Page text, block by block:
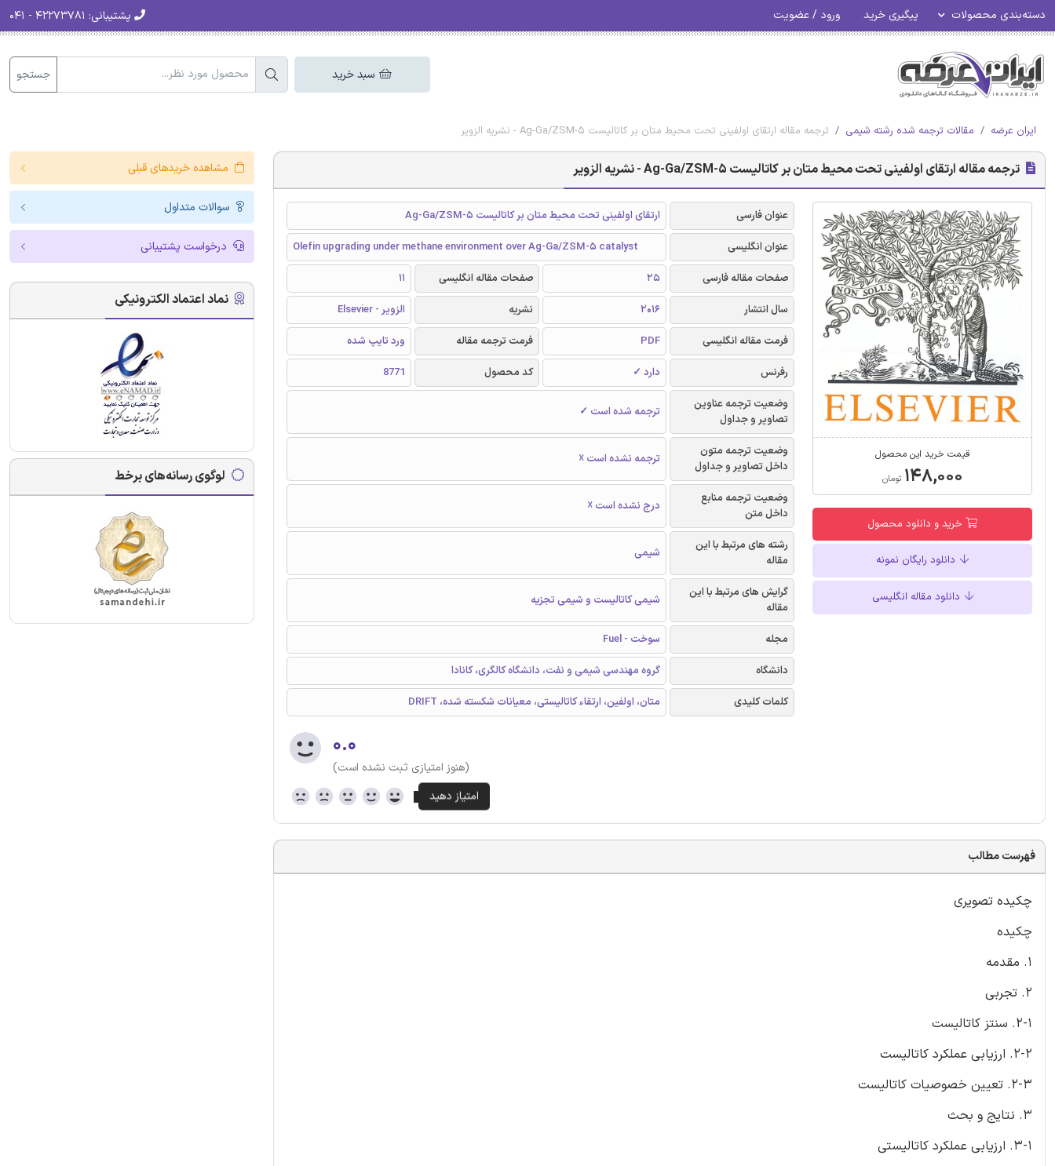
دسته‌بندی محصولات پیگیری خرید ورود / عضویت پشتیبانی:
سبد خرید جستجو
ایران عرضه مقالات ترجمه شده رشته شیمی ترجمه مقاله ارتقای اولفینی تحت محیط متان بر کاتالیست Ag-Ga/ZSM-5 - نشریه الزویر
ترجمه مقاله ارتقای اولفینی تحت محیط متان بر کاتالیست Ag-Ga/ZSM-5 - نشریه الزویر
قیمت خرید این محصول
۱۴۸,۰۰۰ تومان
خرید و دانلود محصول
دانلود رایگان نمونه
دانلود مقاله انگلیسی
عنوان فارسی
ارتقای اولفینی تحت محیط متان بر کاتالیست Ag-Ga/ZSM-5
عنوان انگلیسی
Olefin upgrading under methane environment over Ag-Ga/ZSM-5 catalyst
صفحات مقاله فارسی
25 صفحات مقاله انگلیسی
11
سال انتشار
2016 نشریه
الزویر - Elsevier
فرمت مقاله انگلیسی
PDF فرمت ترجمه مقاله
ورد تایپ شده
رفرنس
دارد ✓ کد محصول
8771
وضعیت ترجمه عناوین
تصاویر و جداول
ترجمه شده است ✓
وضعیت ترجمه متون
داخل تصاویر و جداول
ترجمه نشده است ☓
وضعیت ترجمه منابع
داخل متن
درج نشده است ☓
رشته های مرتبط با این
مقاله
شیمی
گرایش های مرتبط با این
مقاله
شیمی کاتالیست و شیمی تجزیه
مجله
سوخت - Fuel
دانشگاه
گروه مهندسی شیمی و نفت، دانشگاه کالگری، کانادا
کلمات کلیدی
متان، اولفین، ارتقاء کاتالیستی، معیانات شکسته شده، DRIFT
۰.۰
(هنوز امتیازی ثبت نشده است)
فهرست مطالب
چکیده تصویری
چکیده
1. مقدمه
2. تجربی
2-1. سنتز کاتالیست
2-2. ارزیابی عملکرد کاتالیست
2-3. تعیین خصوصیات کاتالیست
3. نتایج و بحث
3-1. ارزیابی عملکرد کاتالیستی
مشاهده خریدهای قبلی
سوالات متداول
درخواست پشتیبانی
نماد اعتماد الکترونیکی
لوگوی رسانه‌های برخط